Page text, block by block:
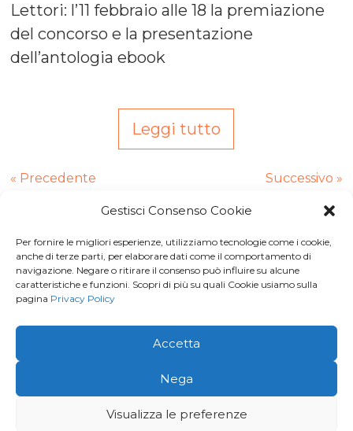
Gestisci Consenso Cookie
Per fornire le migliori esperienze, utilizziamo tecnologie come i cookie,
anche di terze parti, per elaborare dati come il comportamento di
navigazione. Negare o ritirare il consenso può influire su alcune
caratteristiche e funzioni. Scopri di più su quali Cookie usiamo sulla
pagina Privacy Policy
Accetta
Nega
Visualizza le preferenze
Lettori: l’11 febbraio alle 18 la premiazione
del concorso e la presentazione
dell’antologia ebook
Leggi tutto
« Precedente Successivo »
Iscriviti aMacondo Post, la
Newsletter di BuendiaBooks
La voglio!
© 2026 · Buendia Books - P.I 11678260016 | C.F.
MGVFNC86L43L219J |Privacy Policy
Creato e aggiornato con cura daGloweb.it